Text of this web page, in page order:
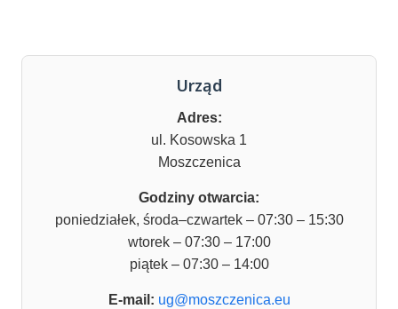
Urząd
Adres:
ul. Kosowska 1
Moszczenica
Godziny otwarcia:
poniedziałek, środa–czwartek – 07:30 – 15:30
wtorek – 07:30 – 17:00
piątek – 07:30 – 14:00
E-mail: ug@moszczenica.eu